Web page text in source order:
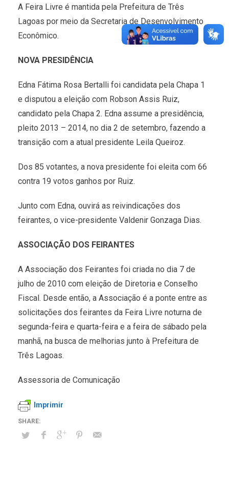
A Feira Livre é mantida pela Prefeitura de Três
Lagoas por meio da Secretaria de Desenvolvimento
Econômico.
NOVA PRESIDÊNCIA
Edna Fátima Rosa Bertalli foi candidata pela Chapa 1
e disputou a eleição com Robson Assis Ruiz,
candidato pela Chapa 2. Edna assume a presidência,
pleito 2013 – 2014, no dia 2 de setembro, fazendo a
transição com a atual presidente Leila Queiroz.
Dos 85 votantes, a nova presidente foi eleita com 66
contra 19 votos ganhos por Ruiz.
Junto com Edna, ouvirá as reivindicações dos
feirantes, o vice-presidente Valdenir Gonzaga Dias.
ASSOCIAÇÃO DOS FEIRANTES
A Associação dos Feirantes foi criada no dia 7 de
julho de 2010 com eleição de Diretoria e Conselho
Fiscal. Desde então, a Associação é a ponte entre as
solicitações dos feirantes da Feira Livre noturna de
segunda-feira e quarta-feira e a feira de sábado pela
manhã, na busca de melhorias junto à Prefeitura de
Três Lagoas.
Assessoria de Comunicação
Imprimir